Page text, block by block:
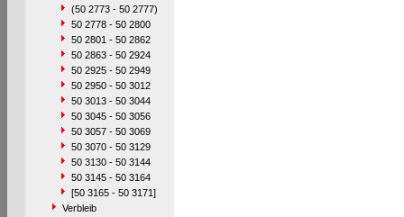
(50 2773 - 50 2777)
50 2778 - 50 2800
50 2801 - 50 2862
50 2863 - 50 2924
50 2925 - 50 2949
50 2950 - 50 3012
50 3013 - 50 3044
50 3045 - 50 3056
50 3057 - 50 3069
50 3070 - 50 3129
50 3130 - 50 3144
50 3145 - 50 3164
[50 3165 - 50 3171]
Verbleib